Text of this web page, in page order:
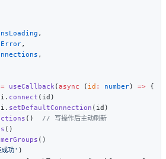
= useCallback(async ( id : number) =>
connect
setDefaultConnection
()
功'